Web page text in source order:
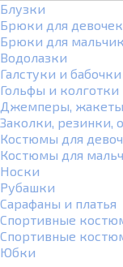
Блузки
Брюки для девочек
Брюки для
Водолазки
Галстуки и бабочки
Гольфы и колготки
Джемперы,
Заколки, резинки,
Костюмы для
Костюмы для
Носки
Рубашки
Сарафаны и платья
Спортивные
Спортивные
Юбки